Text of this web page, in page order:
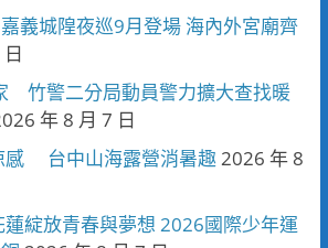
義城隍夜巡9月登場 海內外宮廟齊
竹警二分局動員警力擴大查找暖
年 8 月 7 日
感 台中山海露營消暑趣 2026 年 8
綻放青春與夢想 2026國際少年運